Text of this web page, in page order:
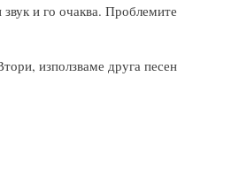
и го очаква. Проблемите
използваме друга песен